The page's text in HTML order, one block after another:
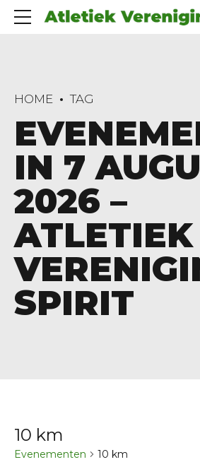
HOME TAG
IN 7
2026 –
ATLETIEK
SPIRIT
10 km
Evenementen 10 km